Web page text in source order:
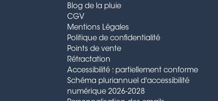
Blog de la pluie
CGV
Mentions Légales
Politique de confidentialité
Points de vente
Rétractation
Accessibilité : partiellement conforme
Schéma pluriannuel d'accessibilité
numérique 2026-2028